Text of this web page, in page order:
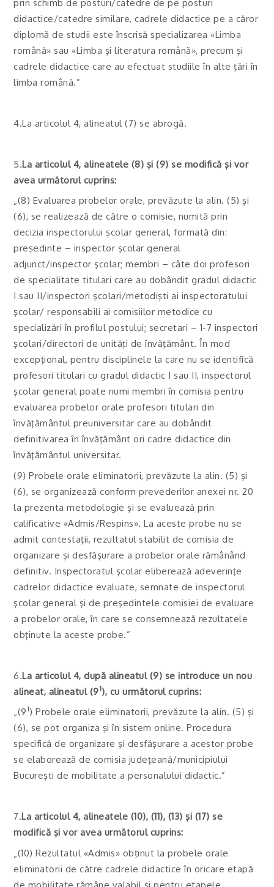
prin schimb de posturi/catedre de pe posturi
didactice/catedre similare, cadrele didactice pe a căror
diplomă de studii este înscrisă specializarea «Limba
română» sau «Limba şi literatura română», precum şi
cadrele didactice care au efectuat studiile în alte ţări în
limba română.”
4.La articolul 4, alineatul (7) se abrogă.
5.La articolul 4, alineatele (8) şi (9) se modifică şi vor
avea următorul cuprins:
„(8) Evaluarea probelor orale, prevăzute la alin. (5) şi
(6), se realizează de către o comisie, numită prin
decizia inspectorului şcolar general, formată din:
preşedinte – inspector şcolar general
adjunct/inspector şcolar; membri – câte doi profesori
de specialitate titulari care au dobândit gradul didactic
I sau II/inspectori şcolari/metodişti ai inspectoratului
şcolar/ responsabili ai comisiilor metodice cu
specializări în profilul postului; secretari – 1-7 inspectori
şcolari/directori de unităţi de învăţământ. În mod
excepţional, pentru disciplinele la care nu se identifică
profesori titulari cu gradul didactic I sau II, inspectorul
şcolar general poate numi membri în comisia pentru
evaluarea probelor orale profesori titulari din
învăţământul preuniversitar care au dobândit
definitivarea în învăţământ ori cadre didactice din
învăţământul universitar.
(9) Probele orale eliminatorii, prevăzute la alin. (5) şi
(6), se organizează conform prevederilor anexei nr. 20
la prezenta metodologie şi se evaluează prin
calificative «Admis/Respins». La aceste probe nu se
admit contestaţii, rezultatul stabilit de comisia de
organizare şi desfăşurare a probelor orale rămânând
definitiv. Inspectoratul şcolar eliberează adeverinţe
cadrelor didactice evaluate, semnate de inspectorul
şcolar general şi de preşedintele comisiei de evaluare
a probelor orale, în care se consemnează rezultatele
obţinute la aceste probe.”
6.La articolul 4, după alineatul (9) se introduce un nou
alineat, alineatul (91), cu următorul cuprins:
„(91) Probele orale eliminatorii, prevăzute la alin. (5) şi
(6), se pot organiza şi în sistem online. Procedura
specifică de organizare şi desfăşurare a acestor probe
se elaborează de comisia judeţeană/municipiului
Bucureşti de mobilitate a personalului didactic.”
7.La articolul 4, alineatele (10), (11), (13) şi (17) se
modifică şi vor avea următorul cuprins:
„(10) Rezultatul «Admis» obţinut la probele orale
eliminatorii de către cadrele didactice în oricare etapă
de mobilitate rămâne valabil şi pentru etapele